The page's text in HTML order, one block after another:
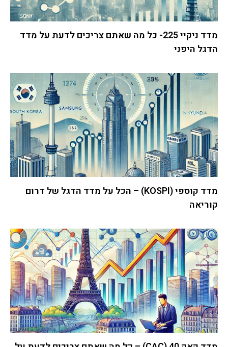
מדד ניקיי 225- כל מה שאתם צריכים לדעת על מדד
הדגל היפני
מדד קוספי (KOSPI) – הכל על מדד הדגל של דרום
קוריאה